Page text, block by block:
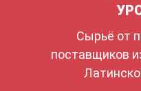
Сырьё от
поставщиков